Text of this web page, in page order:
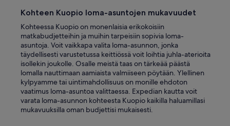
Kohteen Kuopio loma-asuntojen mukavuudet
Kohteessa Kuopio on monenlaisia erikokoisiin
matkabudjetteihin ja muihin tarpeisiin sopivia loma-
asuntoja. Voit vaikkapa valita loma-asunnon, jonka
täydellisesti varustetussa keittiössä voit loihtia juhla-aterioita
isollekin joukolle. Osalle meistä taas on tärkeää päästä
lomalla nauttimaan aamiaista valmiiseen pöytään. Ylellinen
kylpyamme tai uintimahdollisuus on monille ehdoton
vaatimus loma-asuntoa valittaessa. Expedian kautta voit
varata loma-asunnon kohteesta Kuopio kaikilla haluamillasi
mukavuuksilla oman budjettisi mukaisesti.